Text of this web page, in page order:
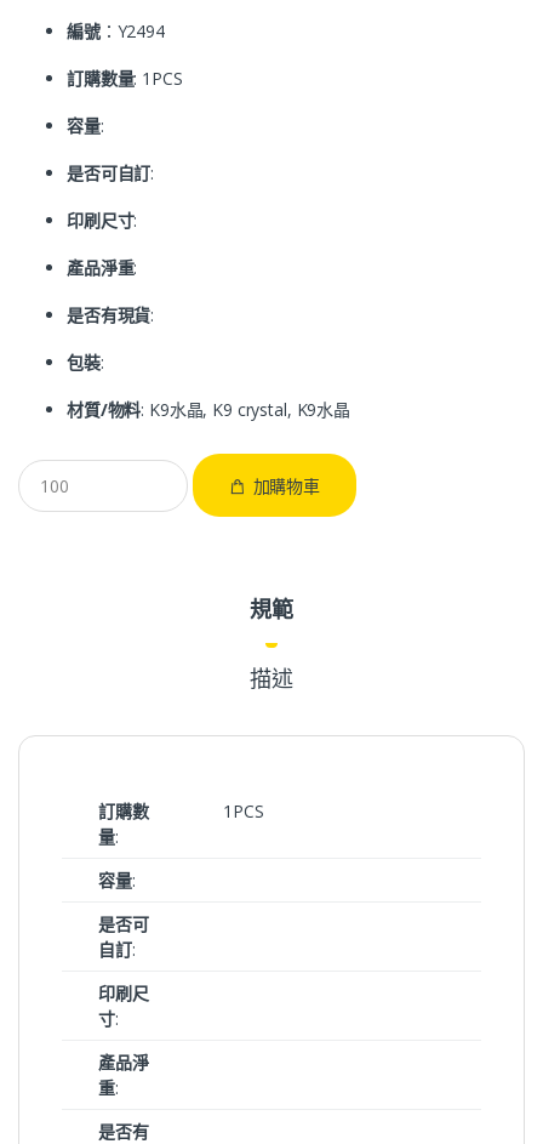
編號：Y2494
訂購數量: 1PCS
容量:
是否可自訂:
印刷尺寸:
產品淨重:
是否有現貨:
包裝:
材質/物料: K9水晶, K9 crystal, K9水晶
加購物車
規範
描述
訂購數
量:
1PCS
容量:
是否可
自訂:
印刷尺
寸:
產品淨
重:
是否有